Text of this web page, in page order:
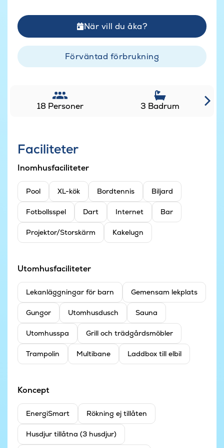
När vill du åka?
Förväntad förbrukning
18 Personer 3 Badrum
Faciliteter
Inomhusfaciliteter
Pool XL-kök Bordtennis Biljard
Fotbollsspel Dart Internet Bar
Projektor/Storskärm Kakelugn
Utomhusfaciliteter
Lekanläggningar för barn Gemensam lekplats
Gungor Utomhusdusch Sauna
Utomhusspa Grill och trädgårdsmöbler
Trampolin Multibane Laddbox till elbil
Koncept
EnergiSmart Rökning ej tillåten
Husdjur tillåtna (3 husdjur)